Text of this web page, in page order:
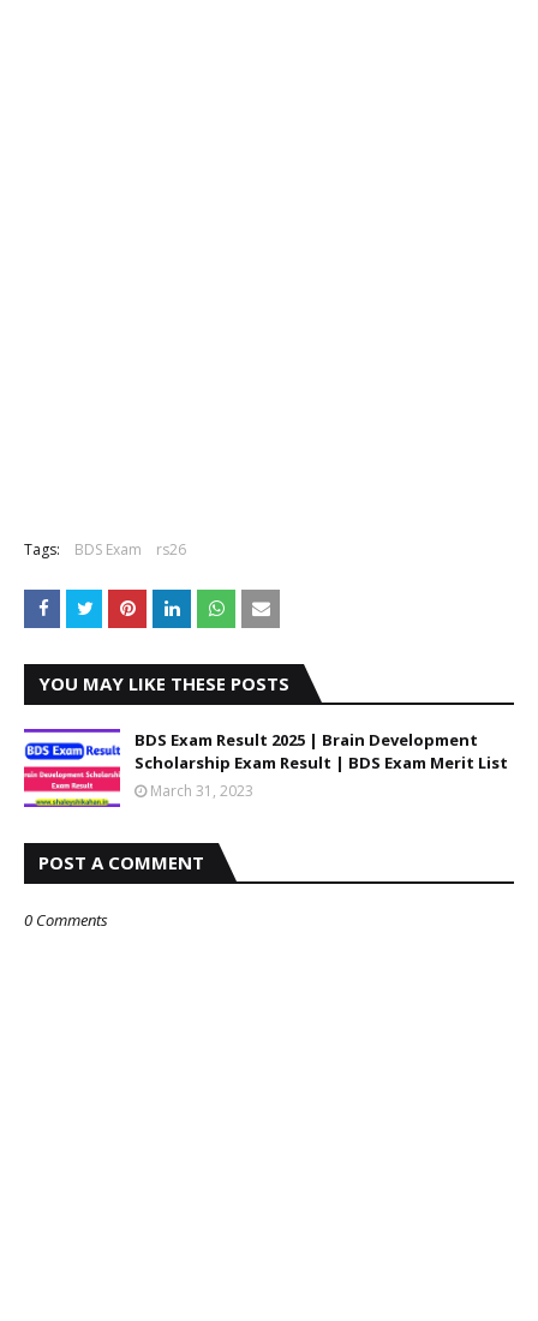
Tags: BDS Exam rs26
YOU MAY LIKE THESE POSTS
BDS Exam Result 2025 | Brain Development
Scholarship Exam Result | BDS Exam Merit List
March 31, 2023
POST A COMMENT
0 Comments